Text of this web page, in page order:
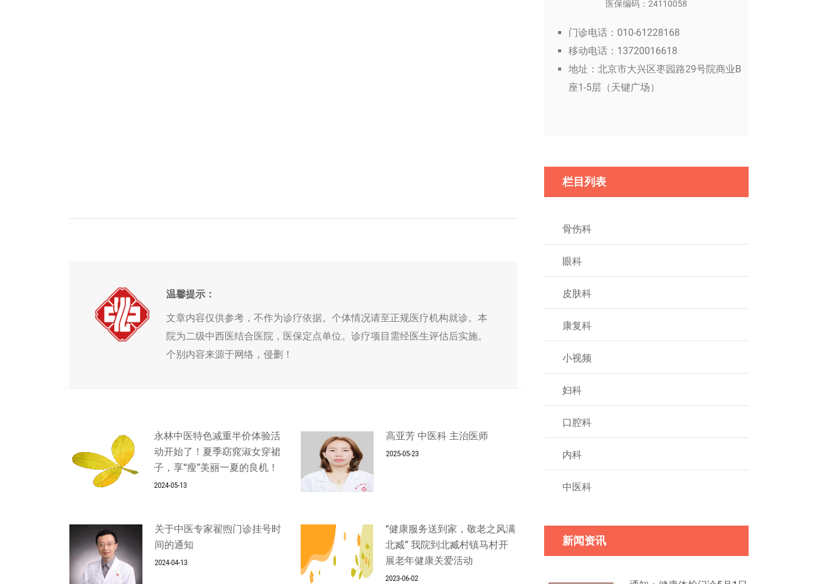
温馨提示：
文章内容仅供参考，不作为诊疗依据。个体情况请至正规医疗机构就诊。本
院为二级中西医结合医院，医保定点单位。诊疗项目需经医生评估后实施。
个别内容来源于网络，侵删！
永林中医特色减重半价体验活
动开始了！夏季窈窕淑女穿裙
子，享“瘦”美丽一夏的良机！
2024-05-13
高亚芳 中医科 主治医师
2025-05-23
关于中医专家翟煦门诊挂号时
间的通知
2024-04-13
“健康服务送到家，敬老之风满
北臧” 我院到北臧村镇马村开
展老年健康关爱活动
2023-06-02
医保编码：24110058
门诊电话：010-61228168
移动电话：13720016618
地址：北京市大兴区枣园路29号院商业B
座1-5层（天键广场）
栏目列表
骨伤科
眼科
皮肤科
康复科
小视频
妇科
口腔科
内科
中医科
新闻资讯